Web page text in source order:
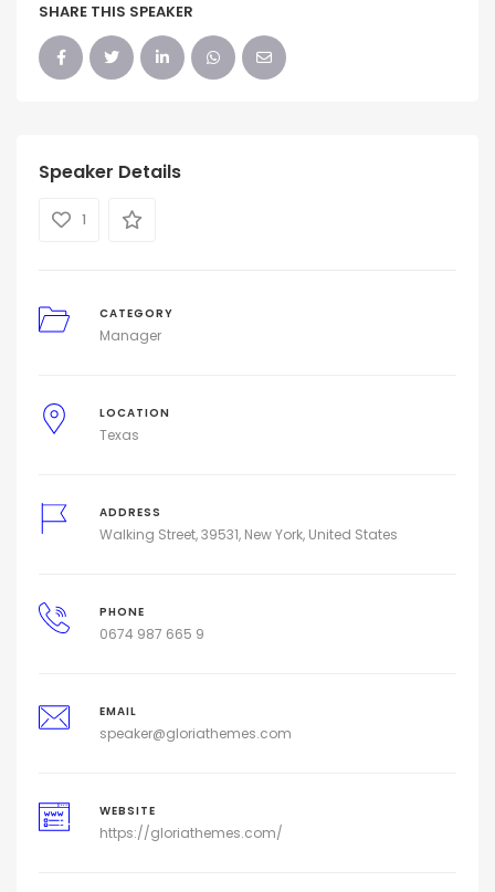
SHARE THIS SPEAKER
Speaker Details
1
CATEGORY
Manager
LOCATION
Texas
ADDRESS
Walking Street, 39531, New York, United States
PHONE
0674 987 665 9
EMAIL
speaker@gloriathemes.com
WEBSITE
https://gloriathemes.com/